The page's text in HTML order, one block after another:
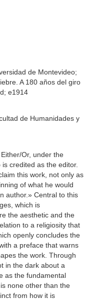
de Montevideo;
A 180 años del giro
e1914
de Humanidades y
Or, under the
credited as the editor.
this work, not only as
of what he would
author.» Central to this
which is
the aesthetic and the
to a religiosity that
openly concludes the
a preface that warns
the work. Through
in the dark about a
as the fundamental
none other than the
from how it is